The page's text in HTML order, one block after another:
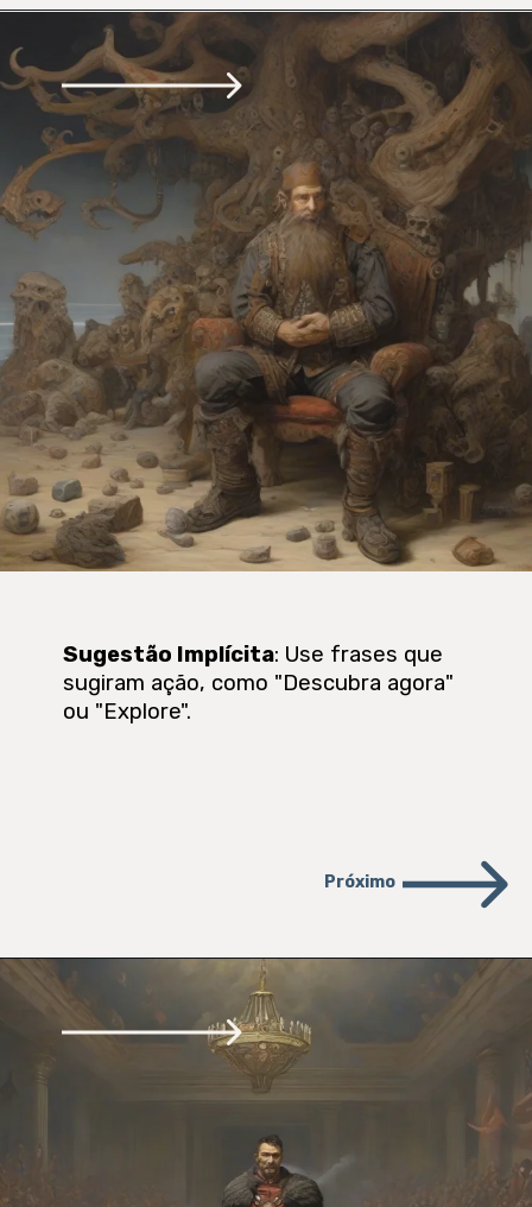
Sugestão Implícita: Use frases que
sugiram ação, como "Descubra agora"
ou "Explore".
Próximo